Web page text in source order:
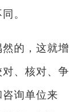
。
的，这就增
、核对、争
询单位来